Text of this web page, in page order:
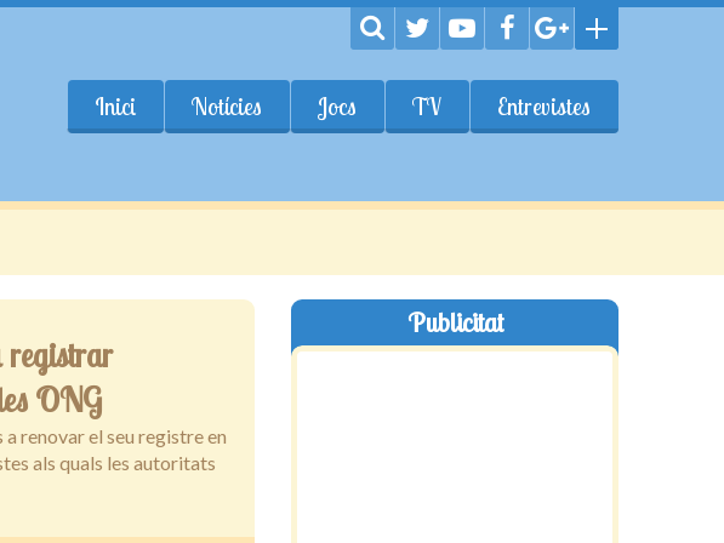
Inici Notícies Jocs TV Entrevistes
registrar
ONG
renovar el seu registre en
als quals les autoritats
Publicitat